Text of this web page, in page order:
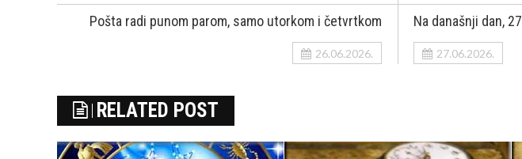
Pošta radi punom parom, samo utorkom i četvrtkom
26.06.2026.
Na današnji dan,
27.06.2026.
RELATED POST